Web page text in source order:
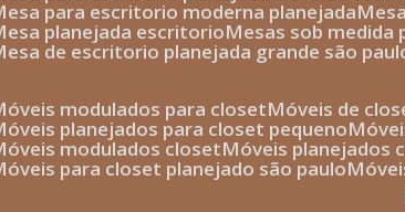
mesa para escritorio moderna planejada
mesa planejada escritorio mesas sob
mesa de escritorio planejada grande são
móveis modulados para closet
móveis de
móveis planejados para closet pequeno
móveis modulados closet móveis
móveis para closet planejado são paulo